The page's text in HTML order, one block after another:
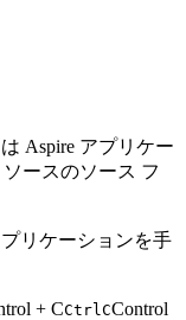
は Aspire アプリケー
ースのソース フ
リケーションを手
+ CCtrl CControl